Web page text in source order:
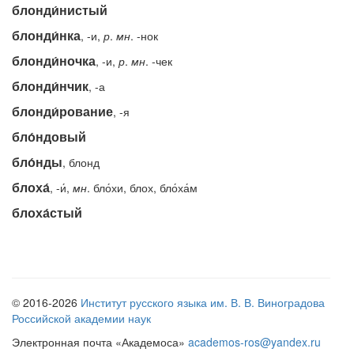
блонди́нистый
блонди́нка, -и, р. мн. -нок
блонди́ночка, -и, р. мн. -чек
блонди́нчик, -а
блонди́рование, -я
бло́ндовый
бло́нды, блонд
блоха́, -и́, мн. бло́хи, блох, бло́ха́м
блоха́стый
© 2016-2026 Институт русского языка им. В. В. Виноградова
Российской академии наук
Электронная почта «Академоса» academos-ros@yandex.ru